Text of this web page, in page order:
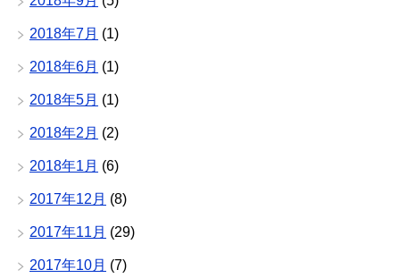
2018年7月 (1)
2018年6月 (1)
2018年5月 (1)
2018年2月 (2)
2018年1月 (6)
2017年12月 (8)
2017年11月 (29)
2017年10月 (7)